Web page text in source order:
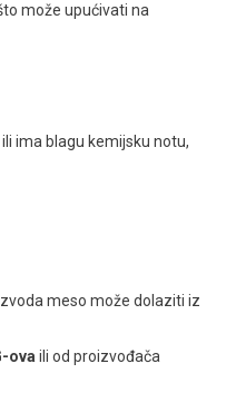
može upućivati na
ima blagu kemijsku notu,
meso može dolaziti iz
ova ili od proizvođača